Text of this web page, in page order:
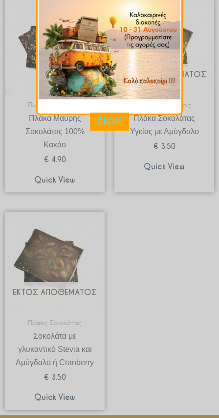
Πλάκες Σοκολάτας
Πλάκα Μαύρης
Σοκολάτας 100%
Κακάο
€ 4.90
Quick View
ΕΚΤΌΣ ΑΠΟΘΈΜΑΤΟΣ
Πλάκες Σοκολάτας
Πλάκα Σοκολάτας
Υγείας με Αμύγδαλο
€ 3.50
Quick View
ΕΚΤΌΣ ΑΠΟΘΈΜΑΤΟΣ
Πλάκες Σοκολάτας
Σοκολάτα με
γλυκαντικό Stevia και
Αμύγδαλο ή Cranberry
€ 3.50
Quick View
CLOSE